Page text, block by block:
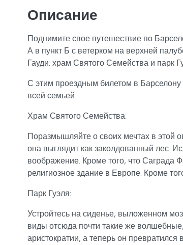
Описание
Поднимите свое путешествие по
А в пункт Б с ветерком на верхней
Гауди: храм Святого Семейства и парк
С этим проездным билетом в Барселону
всей семьей.
Храм Святого Семейства:
Поразмышляйте о своих мечтах в этой
она выглядит как заколдованный лес.
воображение. Кроме того, что Саграда
религиозное здание в Европе. Кроме
Парк Гуэля:
Устройтесь на сиденье, выложенном
виды отсюда почти такие же
аристократии, а теперь он